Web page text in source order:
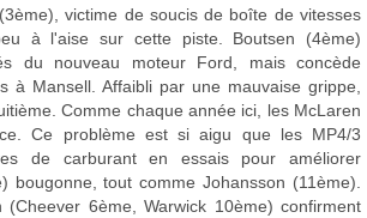
victime de soucis de boîte de vitesses
à l'aise sur cette piste. Boutsen (4ème)
du nouveau moteur Ford, mais concède
à Mansell. Affaibli par une mauvaise grippe,
Comme chaque année ici, les McLaren
Ce problème est si aigu que les MP4/3
de carburant en essais pour améliorer
bougonne, tout comme Johansson (11ème).
(Cheever 6ème, Warwick 10ème) confirment